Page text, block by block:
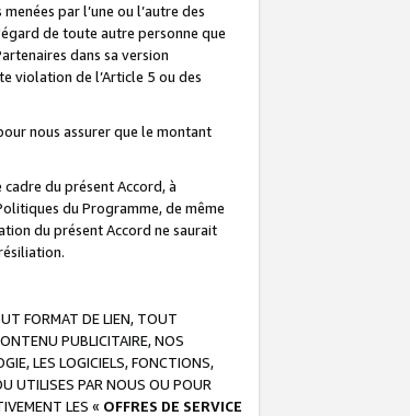
par l’une ou l’autre des
de toute autre personne que
dans sa version
violation de l’Article 5 ou des
nous assurer que le montant
du présent Accord, à
du Programme, de même
du présent Accord ne saurait
FORMAT DE LIEN, TOUT
PUBLICITAIRE, NOS
LES LOGICIELS, FONCTIONS,
UTILISES PAR NOUS OU POUR
LES « OFFRES DE SERVICE